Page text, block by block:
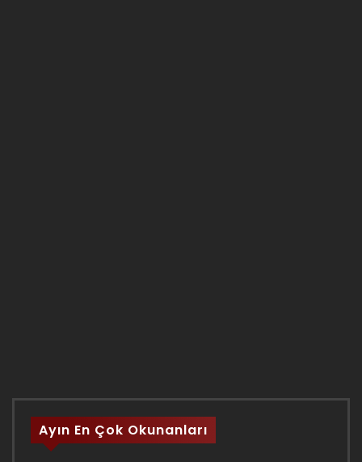
Ayın En Çok Okunanları